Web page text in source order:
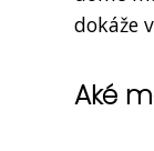
dokáže
Aké